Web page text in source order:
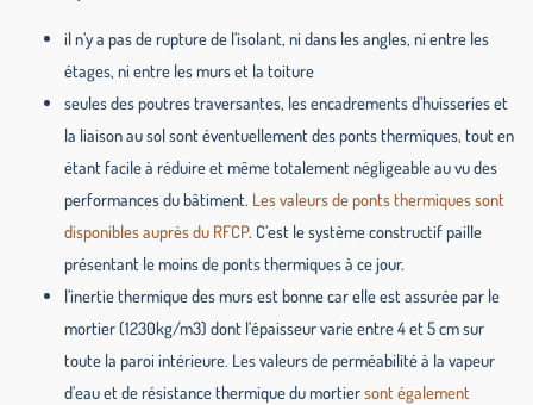
il n’y a pas de rupture de l’isolant, ni dans les angles, ni entre les
étages, ni entre les murs et la toiture
seules des poutres traversantes, les encadrements d’huisseries et
la liaison au sol sont éventuellement des ponts thermiques, tout en
étant facile à réduire et même totalement négligeable au vu des
performances du bâtiment. Les valeurs de ponts thermiques sont
disponibles auprès du RFCP. C’est le système constructif paille
présentant le moins de ponts thermiques à ce jour.
l’inertie thermique des murs est bonne car elle est assurée par le
mortier (1230kg/m3) dont l’épaisseur varie entre 4 et 5 cm sur
toute la paroi intérieure. Les valeurs de perméabilité à la vapeur
d’eau et de résistance thermique du mortiersont également